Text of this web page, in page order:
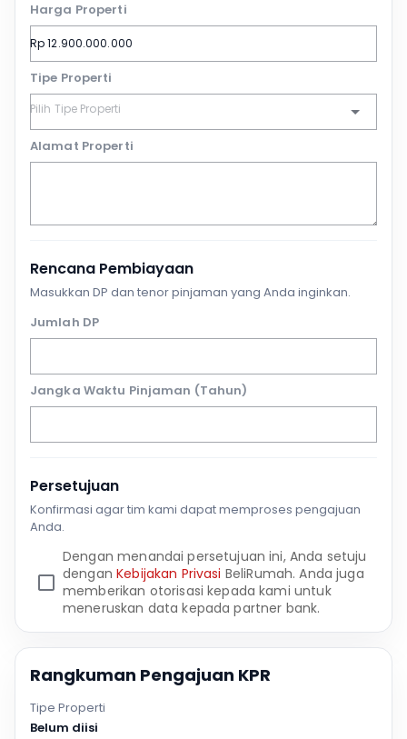
Harga Properti
Tipe Properti
Alamat Properti
Rencana Pembiayaan
Masukkan DP dan tenor pinjaman yang Anda inginkan.
Jumlah DP
Jangka Waktu Pinjaman (Tahun)
Persetujuan
Konfirmasi agar tim kami dapat memproses pengajuan
Anda.
Dengan menandai persetujuan ini, Anda setuju
denganKebijakan Privasi BeliRumah. Anda juga
memberikan otorisasi kepada kami untuk
meneruskan data kepada partner bank.
Rangkuman Pengajuan KPR
Tipe Properti
Belum diisi